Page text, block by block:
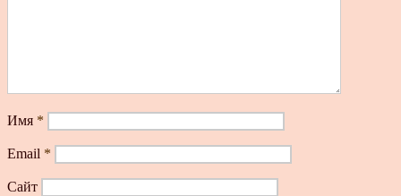
Имя *
Email *
Сайт